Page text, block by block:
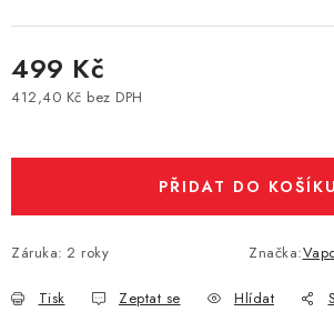
499 Kč
412,40 Kč bez DPH
PŘIDAT DO KOŠÍKU
Záruka: 2 roky Značka:
Tisk Zeptat se Hlídat